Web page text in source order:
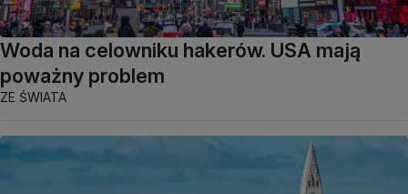
Woda na celowniku hakerów. USA mają
poważny problem
ZE ŚWIATA